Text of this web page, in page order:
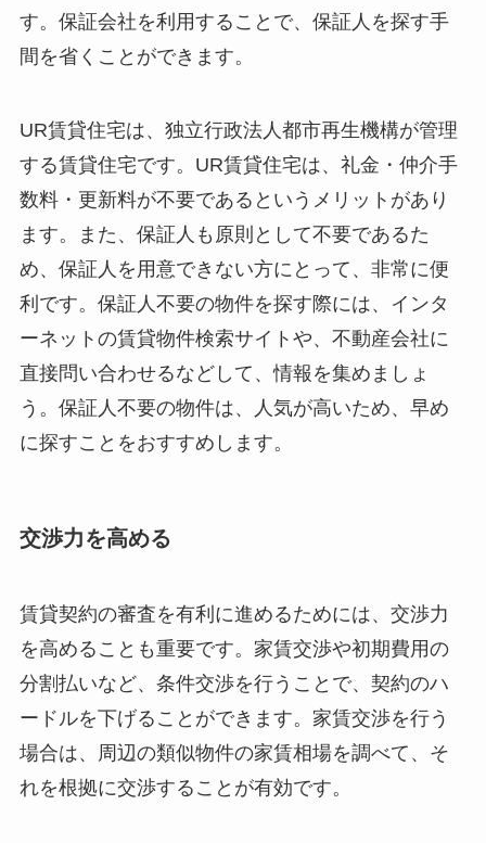
す。保証会社を利用することで、保証人を探す手
間を省くことができます。
UR賃貸住宅は、独立行政法人都市再生機構が管理
する賃貸住宅です。UR賃貸住宅は、礼金・仲介手
数料・更新料が不要であるというメリットがあり
ます。また、保証人も原則として不要であるた
め、保証人を用意できない方にとって、非常に便
利です。保証人不要の物件を探す際には、インタ
ーネットの賃貸物件検索サイトや、不動産会社に
直接問い合わせるなどして、情報を集めましょ
う。保証人不要の物件は、人気が高いため、早め
に探すことをおすすめします。
交渉力を高める
賃貸契約の審査を有利に進めるためには、交渉力
を高めることも重要です。家賃交渉や初期費用の
分割払いなど、条件交渉を行うことで、契約のハ
ードルを下げることができます。家賃交渉を行う
場合は、周辺の類似物件の家賃相場を調べて、そ
れを根拠に交渉することが有効です。